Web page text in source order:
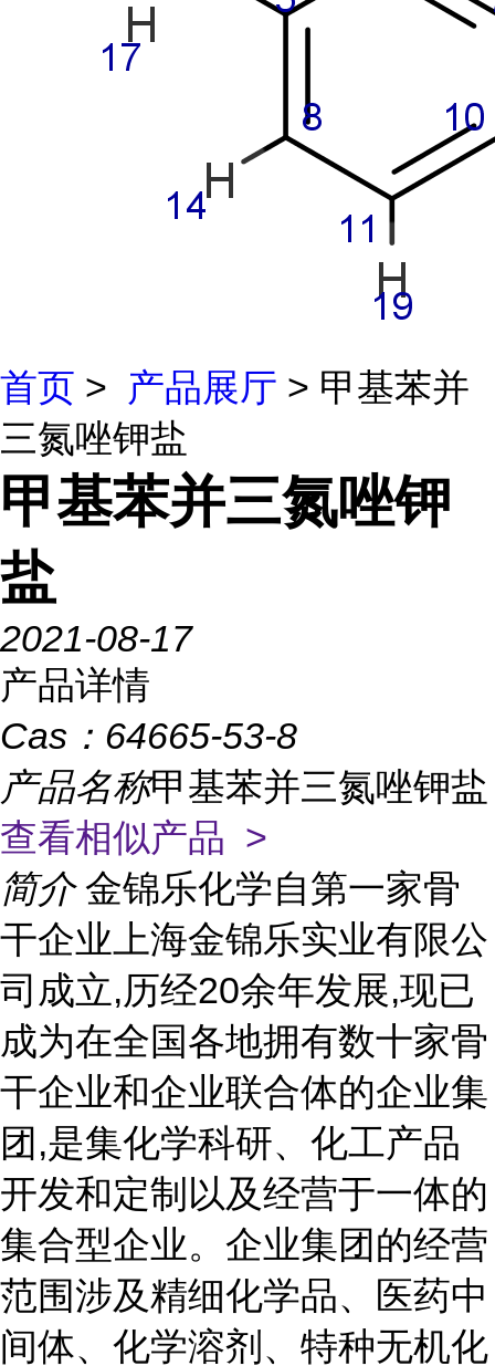
首页 > 产品展厅 > 甲基苯并
三氮唑钾盐
甲基苯并三氮唑钾
盐
2021-08-17
产品详情
Cas： 64665-53-8
产品名称甲基苯并三氮唑钾盐
查看相似产品 >
简介 金锦乐化学自第一家骨
干企业上海金锦乐实业有限公
司成立,历经20余年发展,现已
成为在全国各地拥有数十家骨
干企业和企业联合体的企业集
团,是集化学科研、化工产品
开发和定制以及经营于一体的
集合型企业。企业集团的经营
范围涉及精细化学品、医药中
间体、化学溶剂、特种无机化